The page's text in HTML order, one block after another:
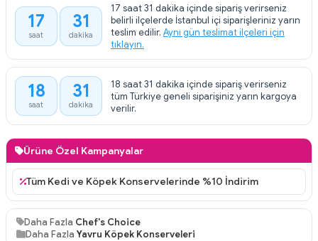
17
saat
31
dakika
17 saat 31 dakika içinde sipariş verirseniz
belirli ilçelerde İstanbul içi siparişleriniz yarın
teslim edilir. Aynı gün teslimat ilçeleri için
tıklayın.
18
saat
31
dakika
18 saat 31 dakika içinde sipariş verirseniz
tüm Türkiye geneli siparişiniz yarın kargoya
verilir.
Ürüne Özel Kampanyalar
Tüm Kedi ve Köpek Konservelerinde %10 İndirim
Daha Fazla Chef's Choice
Daha Fazla Yavru Köpek Konserveleri